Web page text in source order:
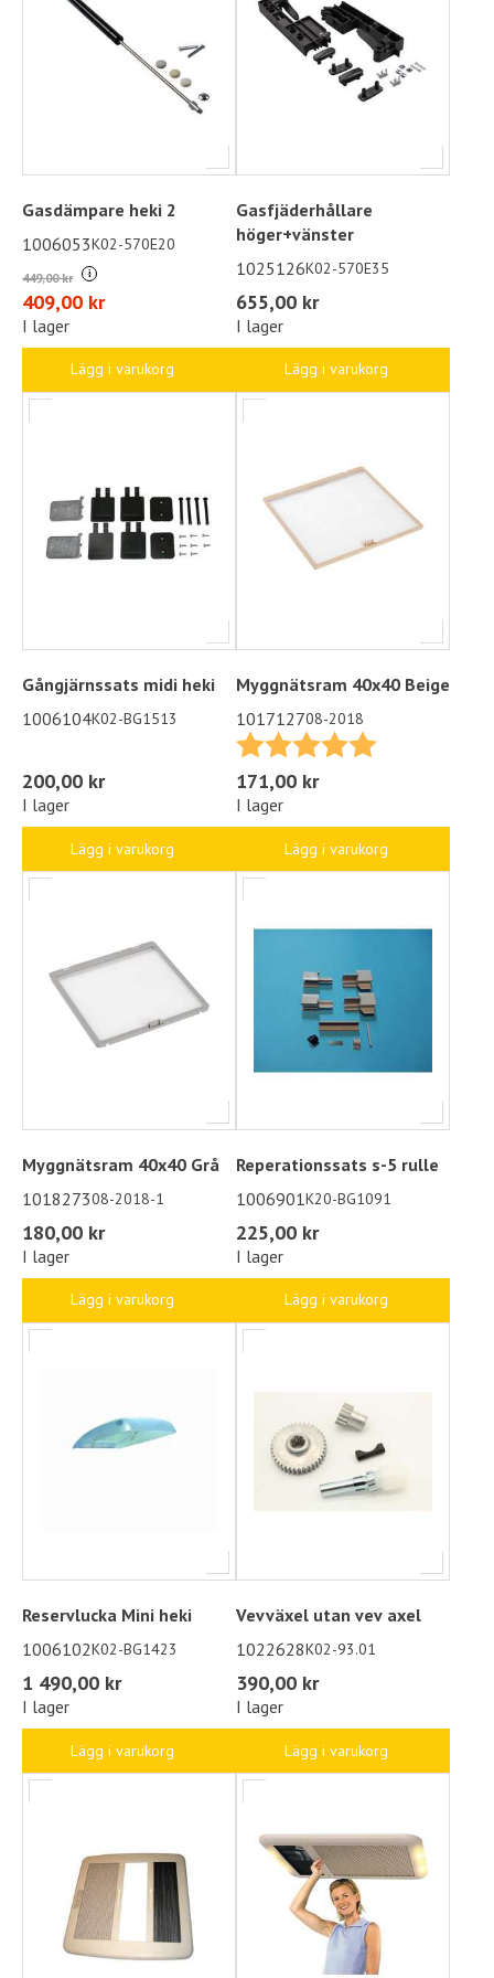
Gasdämpare heki 2
1006053K02-570E20
449,00 kr i
409,00 kr
I lager
Lägg i varukorg
Gasfjäderhållare
höger+vänster
1025126K02-570E35
655,00 kr
I lager
Lägg i varukorg
Gångjärnssats midi heki
1006104K02-BG1513
200,00 kr
I lager
Lägg i varukorg
Myggnätsram 40x40 Beige
101712708-2018
Betyg:
5.0 utav 5
171,00 kr
I lager
Lägg i varukorg
Myggnätsram 40x40 Grå
101827308-2018-1
180,00 kr
I lager
Lägg i varukorg
Reperationssats s-5 rulle
1006901K20-BG1091
225,00 kr
I lager
Lägg i varukorg
Reservlucka Mini heki
1006102K02-BG1423
1 490,00 kr
I lager
Lägg i varukorg
Vevväxel utan vev axel
1022628K02-93.01
390,00 kr
I lager
Lägg i varukorg